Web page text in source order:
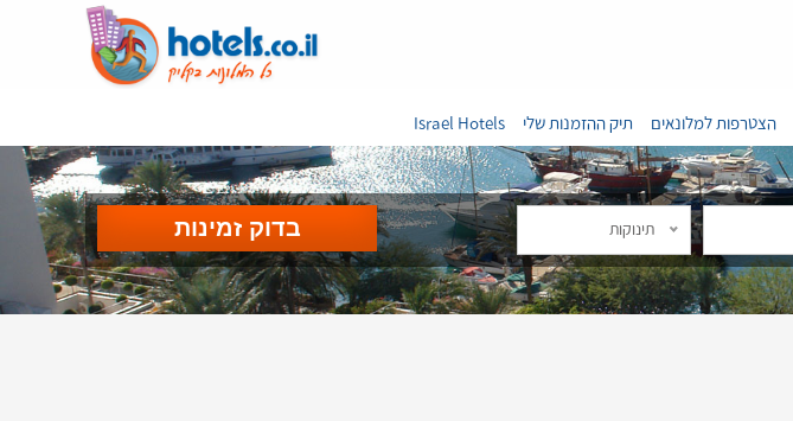
הצטרפות למלונאים תיק ההזמנות שלי Israel Hotels
תינוקות